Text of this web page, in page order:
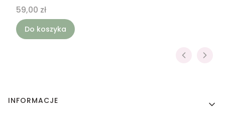
Cena
59,00 zł
Do koszyka
Linki w stopce
INFORMACJE